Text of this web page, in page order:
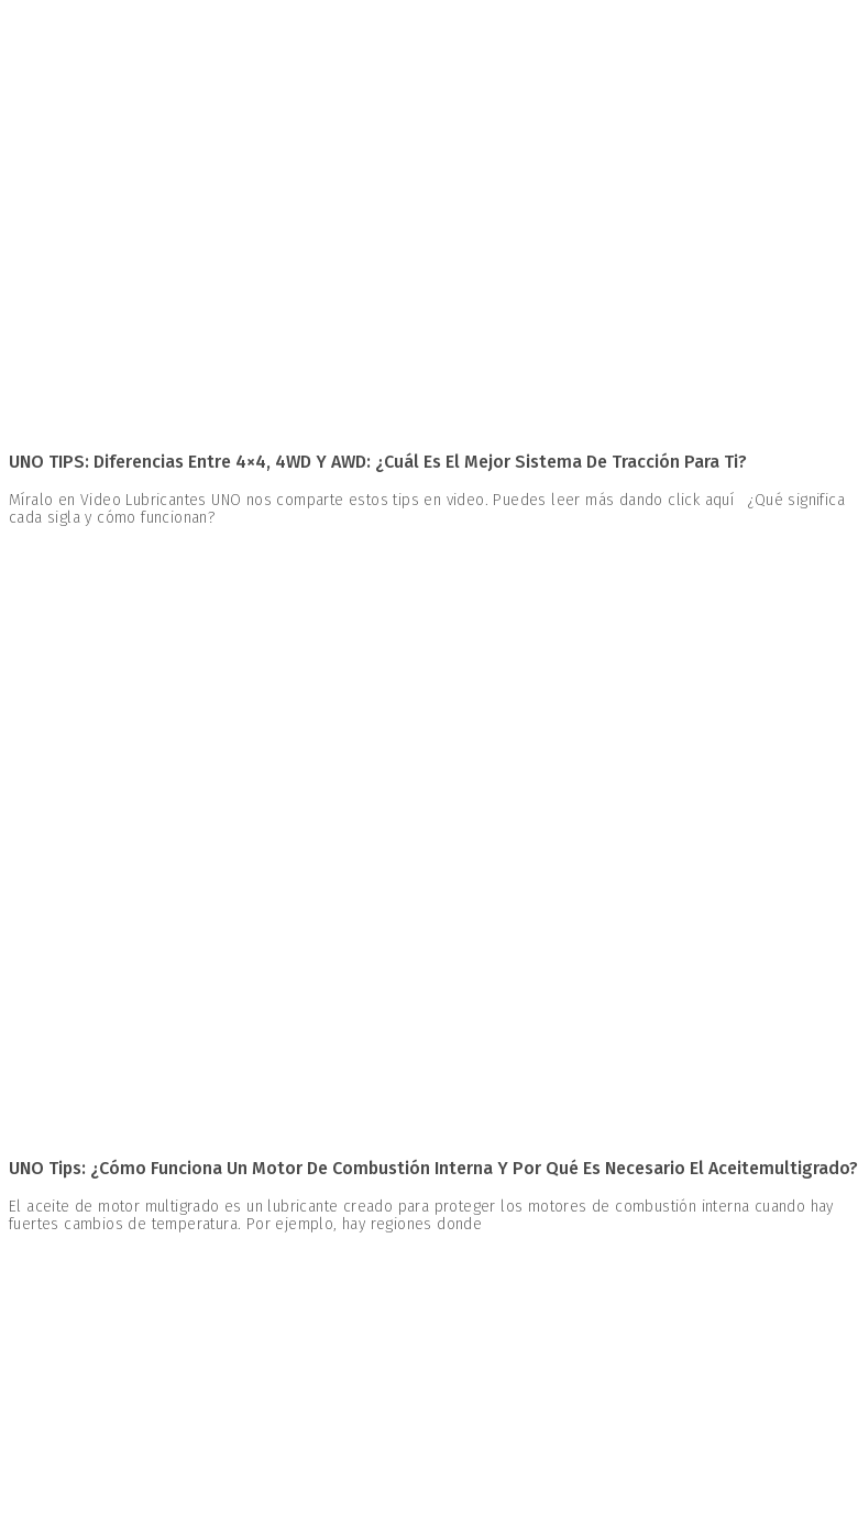
UNO TIPS: Diferencias Entre 4×4, 4WD Y AWD: ¿Cuál Es El Mejor Sistema De Tracción Para Ti?
Míralo en Video Lubricantes UNO nos comparte estos tips en video. Puedes leer más dando click aquí ¿Qué significa
cada sigla y cómo funcionan?
UNO Tips: ¿Cómo Funciona Un Motor De Combustión Interna Y Por Qué Es Necesario El Aceitemultigrado?
El aceite de motor multigrado es un lubricante creado para proteger los motores de combustión interna cuando hay
fuertes cambios de temperatura. Por ejemplo, hay regiones donde